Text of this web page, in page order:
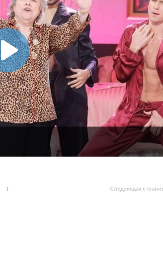
1 Следующая